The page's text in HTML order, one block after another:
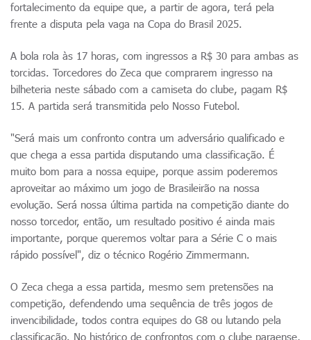
fortalecimento da equipe que, a partir de agora, terá pela
frente a disputa pela vaga na Copa do Brasil 2025.
A bola rola às 17 horas, com ingressos a R$ 30 para ambas as
torcidas. Torcedores do Zeca que comprarem ingresso na
bilheteria neste sábado com a camiseta do clube, pagam R$
15. A partida será transmitida pelo Nosso Futebol.
"Será mais um confronto contra um adversário qualificado e
que chega a essa partida disputando uma classificação. É
muito bom para a nossa equipe, porque assim poderemos
aproveitar ao máximo um jogo de Brasileirão na nossa
evolução. Será nossa última partida na competição diante do
nosso torcedor, então, um resultado positivo é ainda mais
importante, porque queremos voltar para a Série C o mais
rápido possível", diz o técnico Rogério Zimmermann.
O Zeca chega a essa partida, mesmo sem pretensões na
competição, defendendo uma sequência de três jogos de
invencibilidade, todos contra equipes do G8 ou lutando pela
classificação. No histórico de confrontos com o clube paraense,